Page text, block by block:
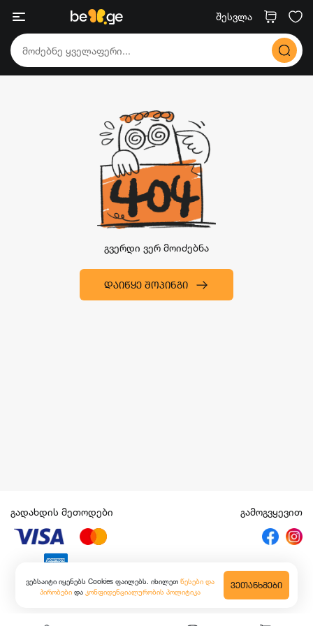
შესვლა
გვერდი ვერ მოიძებნა
ᲓᲐᲘᲬᲧᲔ ᲨᲝᲞᲘᲜᲒᲘ
ვებსაიტი იყენებს Cookies ფაილებს. იხილეთ წესები და
პირობები და კონფიდენციალურობის პოლიტიკა
ᲕᲔᲗᲐᲜᲮᲛᲔᲑᲘ
გადახდის მეთოდები გამოგვყევით